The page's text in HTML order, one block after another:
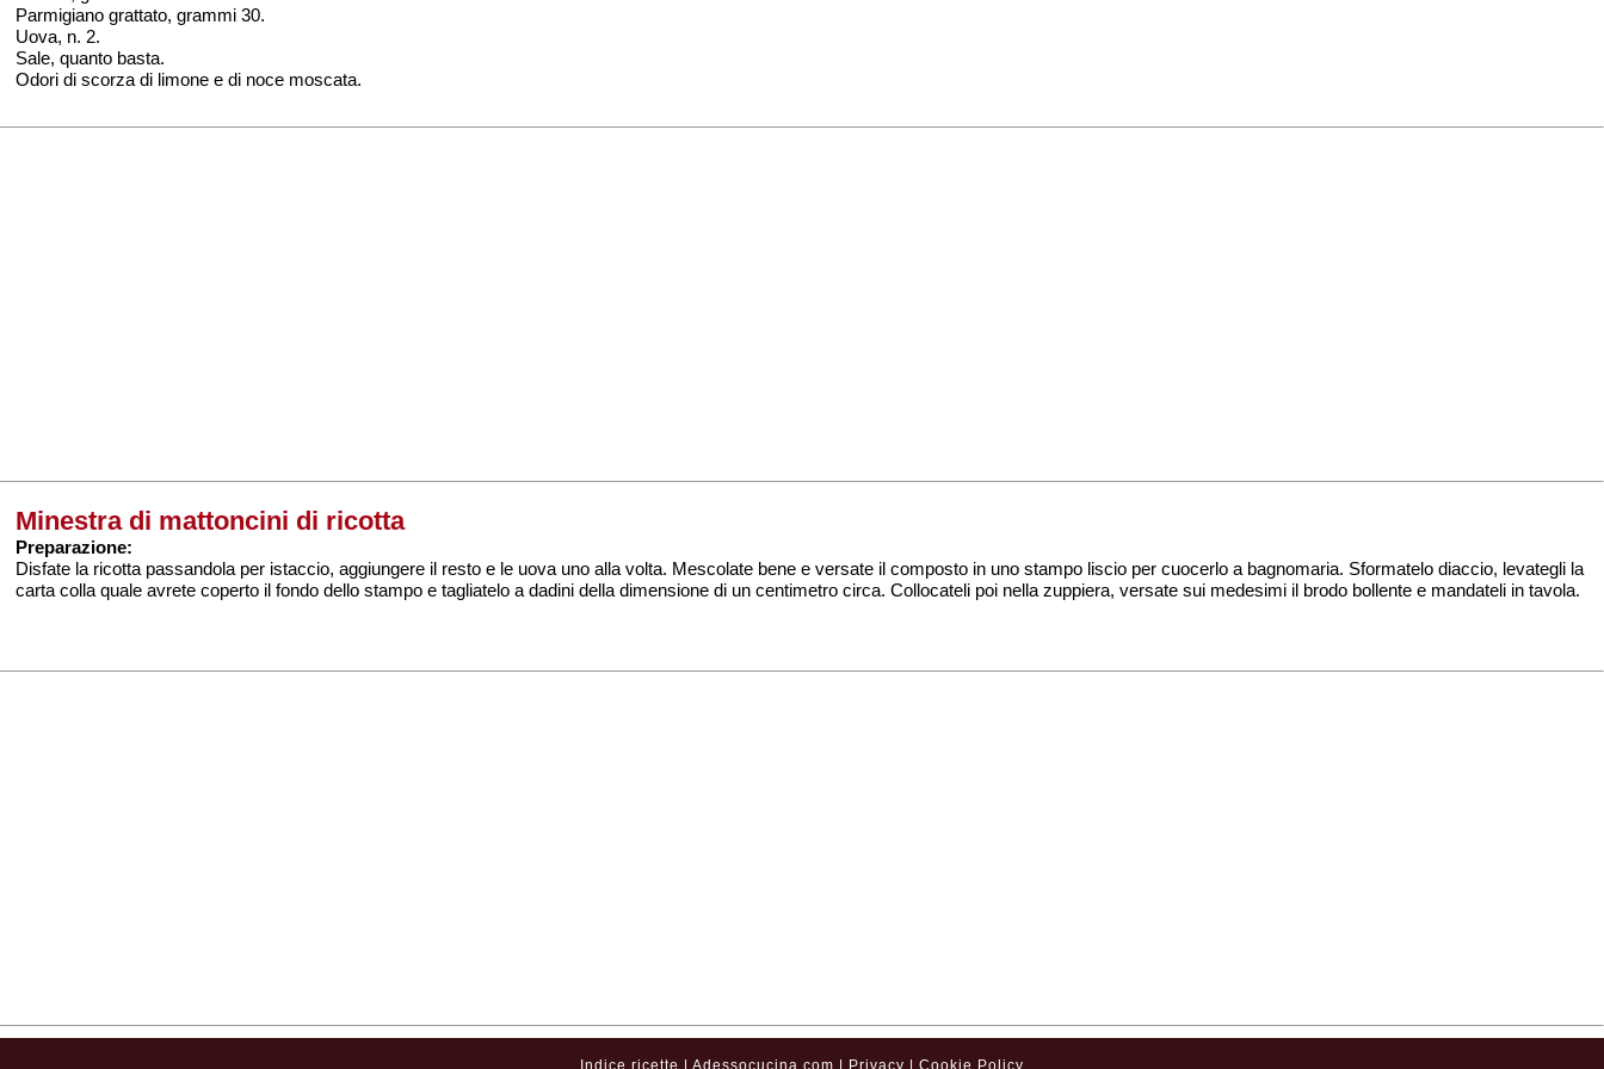
Parmigiano grattato, grammi 30.
Uova, n. 2.
Sale, quanto basta.
Odori di scorza di limone e di noce moscata.
Minestra di mattoncini di ricotta
Preparazione:
Disfate la ricotta passandola per istaccio, aggiungere il resto e le uova uno alla volta. Mescolate bene e versate il composto in uno stampo liscio per cuocerlo a bagnomaria. Sformatelo diaccio, levategli la
carta colla quale avrete coperto il fondo dello stampo e tagliatelo a dadini della dimensione di un centimetro circa. Collocateli poi nella zuppiera, versate sui medesimi il brodo bollente e mandateli in tavola.
Indice ricette Adessocucina.com Privacy Cookie Policy